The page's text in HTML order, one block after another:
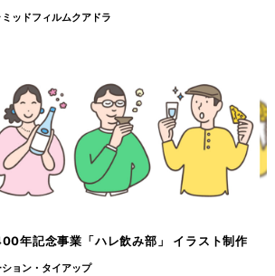
ッドフィルムクアドラ
年記念事業「ハレ飲み部」 イラスト制作
ョン タイアップ